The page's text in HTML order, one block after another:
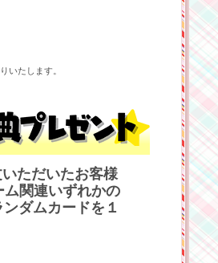
いたします。
ただいたお客様
関連いずれかの
ダムカードを１